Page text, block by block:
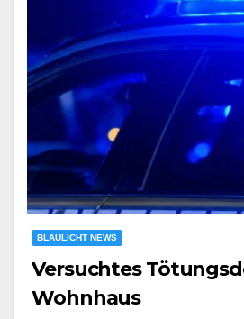
BLAULICHT NEWS
Versuchtes
Wohnhaus